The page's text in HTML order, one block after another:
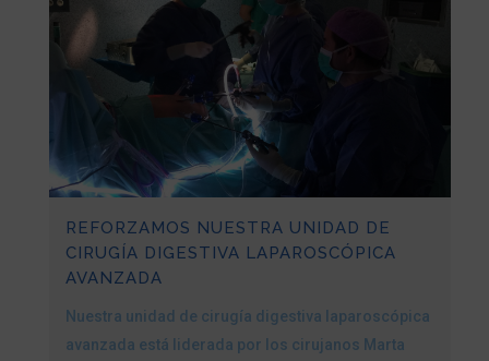
REFORZAMOS NUESTRA UNIDAD DE
CIRUGÍA DIGESTIVA LAPAROSCÓPICA
AVANZADA
Nuestra unidad de cirugía digestiva laparoscópica
avanzada está liderada por los cirujanos Marta